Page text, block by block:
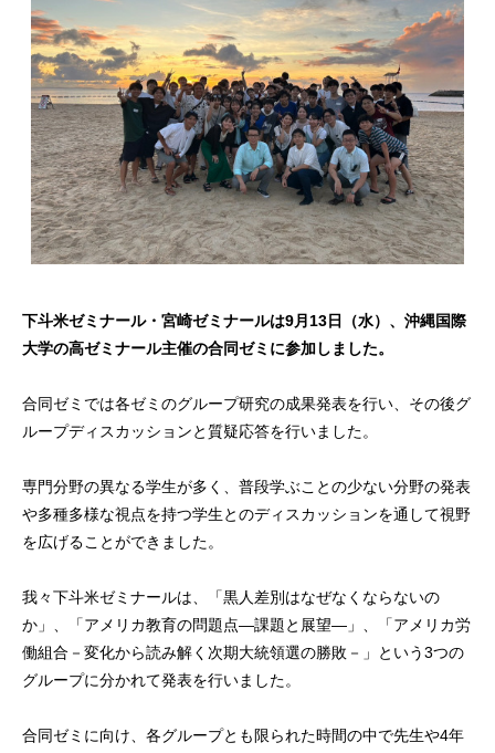
下斗米ゼミナール・宮崎ゼミナールは9月13日（水）、沖縄国際
大学の高ゼミナール主催の合同ゼミに参加しました。
合同ゼミでは各ゼミのグループ研究の成果発表を行い、その後グ
ループディスカッションと質疑応答を行いました。
専門分野の異なる学生が多く、普段学ぶことの少ない分野の発表
や多種多様な視点を持つ学生とのディスカッションを通して視野
を広げることができました。
我々下斗米ゼミナールは、「黒人差別はなぜなくならないの
か」、「アメリカ教育の問題点—課題と展望—」、「アメリカ労
働組合－変化から読み解く次期大統領選の勝敗－」という3つの
グループに分かれて発表を行いました。
合同ゼミに向け、各グループとも限られた時間の中で先生や4年